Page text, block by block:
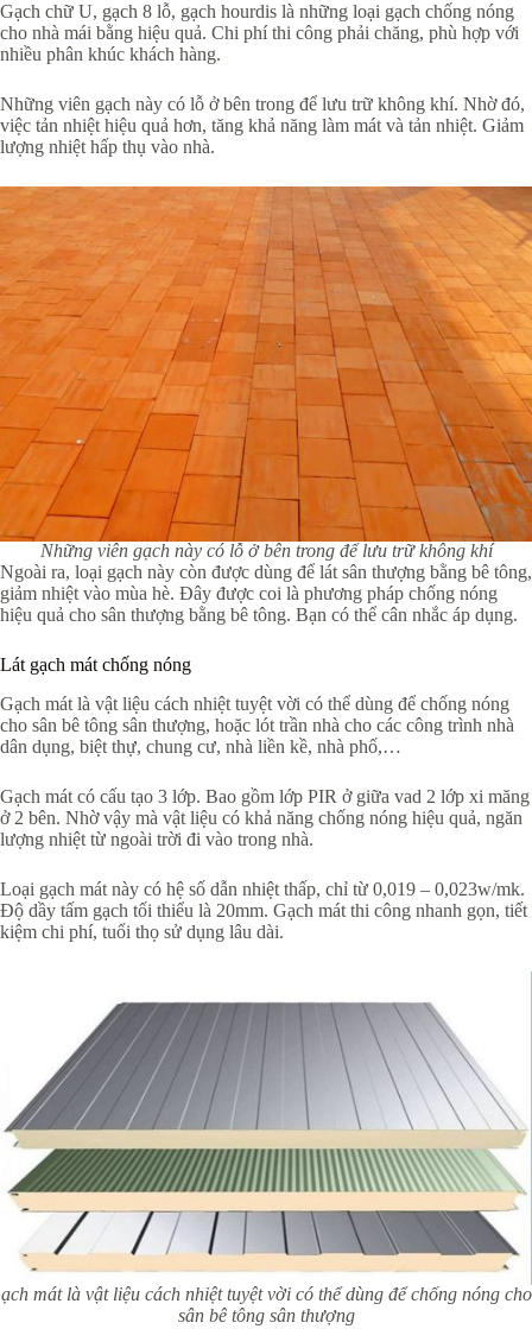
Gạch chữ U, gạch 8 lỗ, gạch hourdis là những loại gạch chống nóng
cho nhà mái bằng hiệu quả. Chi phí thi công phải chăng, phù hợp với
nhiều phân khúc khách hàng.
Những viên gạch này có lỗ ở bên trong để lưu trữ không khí. Nhờ đó,
việc tản nhiệt hiệu quả hơn, tăng khả năng làm mát và tản nhiệt. Giảm
lượng nhiệt hấp thụ vào nhà.
Những viên gạch này có lỗ ở bên trong để lưu trữ không khí
Ngoài ra, loại gạch này còn được dùng để lát sân thượng bằng bê tông,
giảm nhiệt vào mùa hè. Đây được coi là phương pháp chống nóng
hiệu quả cho sân thượng bằng bê tông. Bạn có thể cân nhắc áp dụng.
Lát gạch mát chống nóng
Gạch mát là vật liệu cách nhiệt tuyệt vời có thể dùng để chống nóng
cho sân bê tông sân thượng, hoặc lót trần nhà cho các công trình nhà
dân dụng, biệt thự, chung cư, nhà liền kề, nhà phố,…
Gạch mát có cấu tạo 3 lớp. Bao gồm lớp PIR ở giữa vad 2 lớp xi măng
ở 2 bên. Nhờ vậy mà vật liệu có khả năng chống nóng hiệu quả, ngăn
lượng nhiệt từ ngoài trời đi vào trong nhà.
Loại gạch mát này có hệ số dẫn nhiệt thấp, chỉ từ 0,019 – 0,023w/mk.
Độ dầy tấm gạch tối thiểu là 20mm. Gạch mát thi công nhanh gọn, tiết
kiệm chi phí, tuổi thọ sử dụng lâu dài.
ạch mát là vật liệu cách nhiệt tuyệt vời có thể dùng để chống nóng cho
sân bê tông sân thượng